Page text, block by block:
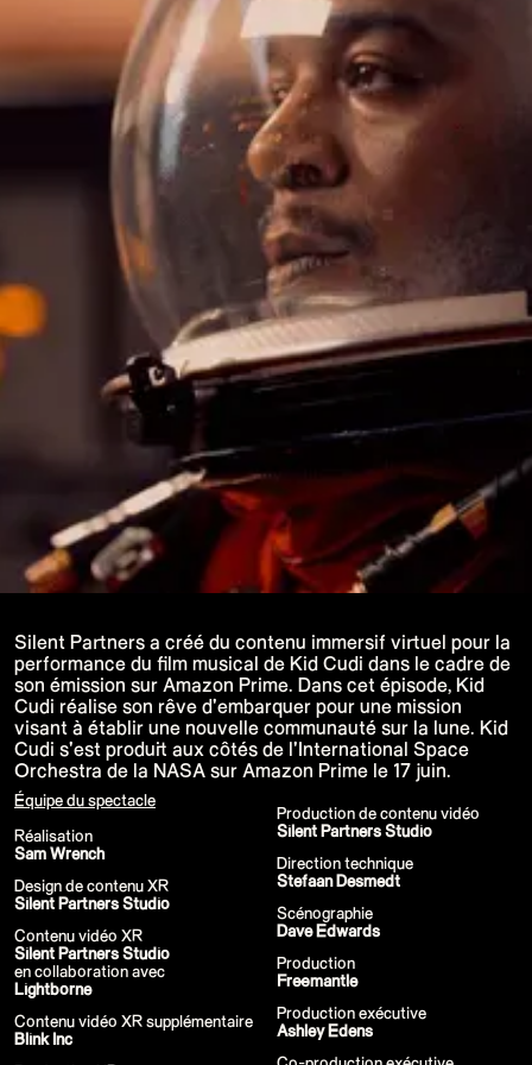
15e CMA Country Christmas
La-Haine
Katy Perry Toyota AFL
Katy Perry VMA's
Valorant Champions - Riot Games 2024
J Balvin Coachella & European Tour
Google I/O Pre-Show - Marc Rebillet
Justin Timberlake - Forget Tomorrow
Shakira - TSX Times Square
Shakira - The Tonight Show
Google I/O Show Introduction - AI
Image-to-Music Experiment
Grand Prix de F1 Las Vegas Cérémonie
Pointe-à-Callière Museum - St.
Lawrence River, Echoes from the
CMA - Country Christmas
57e CMA Awards
Hip-Hop's 50th Anniversary - MTV
Shakira - MTV VMAs Performance
Lil Wayne - MTV VMAs Performance
39e MTV Video Music Awards
Harry Styles Stadium Tour
P!NK - Summer Carnival
Google I/O Pre Show Dan Deacon
Performance
Lil Nas X - Festival Tour
David Guetta & Bebe Rexha
Valorant Champions - Riot Games 2022
Eminem & Snoop Dogg - Video Music
Awards Performance
Star Guardians by Porter Robinson
Wild Rift - Icons Global
Google I/O Pre-Show - Mija
Performance
Camila Cabello - TikTok LIVE "Familia:
Welcome to the Family"
Annie, The Musical
Eat Me (or try not to)
Valorant Champions - Riot Games 2021
38e MTV Video Music Awards
Ex-vitamins
Kid Cudi - XR Amazon Prime show
Taylor Swift - Grammys
Silk Sonic
Cardi B - Grammys
29e MTV Movie & TV Awards
Katy Perry - T Mall Double 11 Gala
Beauty & Fragrance - Kim Kardashian
Silent Partners a créé du contenu immersif virtuel pour la
performance du film musical de Kid Cudi dans le cadre de
son émission sur Amazon Prime. Dans cet épisode, Kid
Cudi réalise son rêve d'embarquer pour une mission
visant à établir une nouvelle communauté sur la lune. Kid
Cudi s'est produit aux côtés de l'International Space
Orchestra de la NASA sur Amazon Prime le 17 juin.
Équipe du spectacle
Réalisation
Sam Wrench
Design de contenu XR
Silent Partners Studio
Contenu vidéo XR
Silent Partners Studio
en collaboration avec
Lightborne
Contenu vidéo XR supplémentaire
Blink Inc
Production de contenu vidéo
Silent Partners Studio
Direction technique
Stefaan Desmedt
Scénographie
Dave Edwards
Production
Freemantle
Production exécutive
Ashley Edens